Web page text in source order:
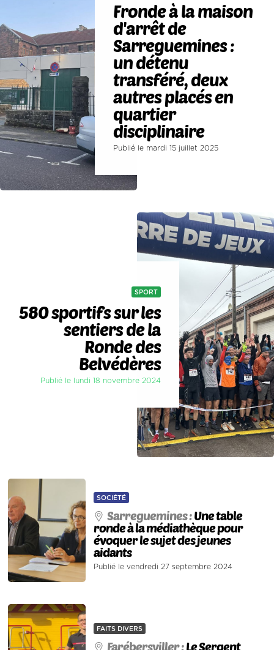
Fronde à la maison
d'arrêt de
Sarreguemines :
un détenu
transféré, deux
autres placés en
quartier
disciplinaire
Publié le mardi 15 juillet 2025
SPORT
580 sportifs sur les
sentiers de la
Ronde des
Belvédères
Publié le lundi 18 novembre 2024
SOCIÉTÉ
Sarreguemines :Une table
ronde à la médiathèque pour
évoquer le sujet des jeunes
aidants
Publié le vendredi 27 septembre 2024
FAITS DIVERS
Farébersviller :Le Sergent